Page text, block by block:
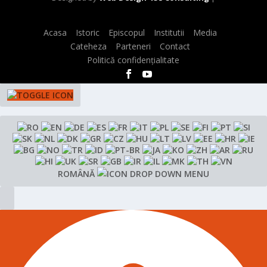
Acasa Istoric Episcopul Institutii
Media
Cateheza
Parteneri
Contact
Politică confidențialitate
ROMÂNĂ